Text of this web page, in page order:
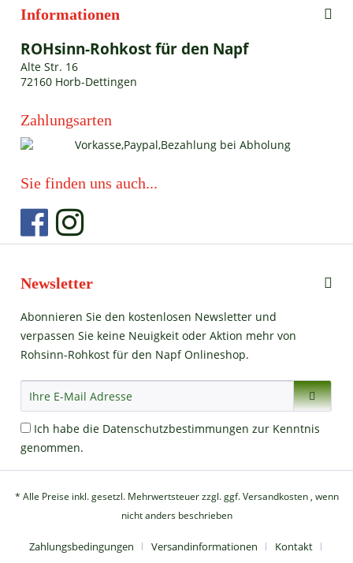
Informationen
ROHsinn-Rohkost für den Napf
Alte Str. 16
72160 Horb-Dettingen
Zahlungsarten
Sie finden uns auch...
Newsletter
Abonnieren Sie den kostenlosen Newsletter und
verpassen Sie keine Neuigkeit oder Aktion mehr von
Rohsinn-Rohkost für den Napf Onlineshop.
Ich habe die Datenschutzbestimmungen zur Kenntnis
genommen.
* Alle Preise inkl. gesetzl. Mehrwertsteuer zzgl.ggf. Versandkosten, wenn
nicht anders beschrieben
Zahlungsbedingungen Versandinformationen Kontakt